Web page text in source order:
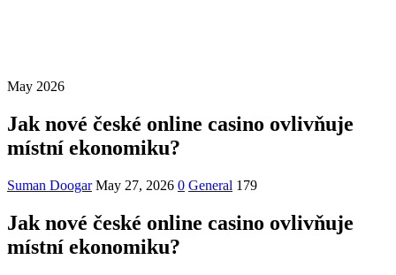
May 2026
Jak nové české online casino ovlivňuje
místní ekonomiku?
Suman Doogar May 27, 2026 0 General 179
Jak nové české online casino ovlivňuje
místní ekonomiku?